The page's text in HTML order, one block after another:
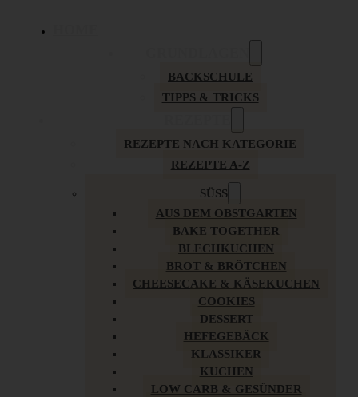
BACKSCHULE
TIPPS & TRICKS
REZEPTE NACH KATEGORIE
REZEPTE A-Z
SÜSS
AUS DEM OBSTGARTEN
BAKE TOGETHER
BLECHKUCHEN
BROT & BRÖTCHEN
CHEESECAKE & KÄSEKUCHEN
COOKIES
DESSERT
HEFEGEBÄCK
KLASSIKER
KUCHEN
LOW CARB & GESÜNDER